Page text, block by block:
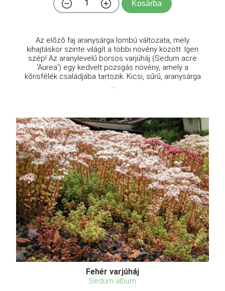
Kosárba
Az előző faj aranysárga lombú változata, mely
kihajtáskor szinte világít a többi növény között. Igen
szép! Az aranylevelű borsos varjúháj (Sedum acre
'Aurea') egy kedvelt pozsgás növény, amely a
kőrisfélék családjába tartozik. Kicsi, sűrű, aranysárga
...
Fehér varjúháj
Sedum album